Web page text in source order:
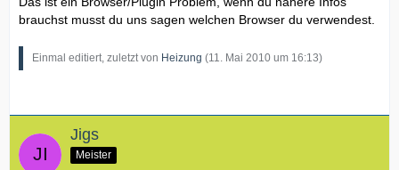
brauchst musst du uns sagen welchen Browser du verwendest.
Einmal editiert, zuletzt von Heizung (11. Mai 2010 um 16:13)
Jigs
Meister